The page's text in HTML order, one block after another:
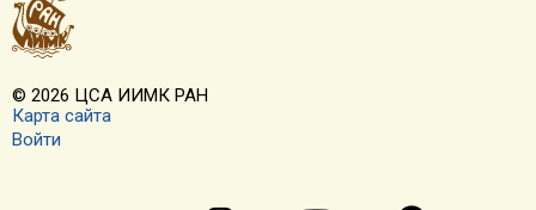
© 2026 ЦСА ИИМК РАН
Карта сайта
Войти